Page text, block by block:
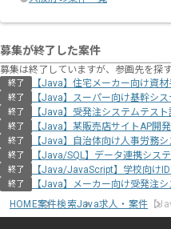
募集が終了した案件
募集は終了していますが、参画先を探
終了 【Java】住宅メーカー向け資
終了 【Java】スーパー向け基幹シ
終了 【Java】受発注システムテス
終了 【Java】某販売店サイトAP開発
終了 【Java】自治体向け人事労務
終了 【Java/SQL】データ連携シス
終了 【Java/JavaScript】学校向け
終了
【Java】メーカー向け受発注
HOME案件検索Java求人・案件 【